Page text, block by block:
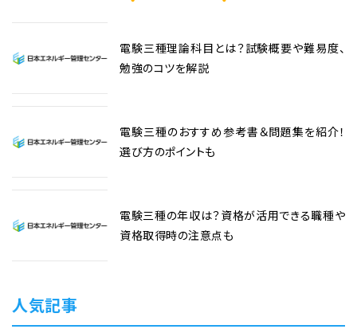
電験三種理論科目とは？試験概要や難易度、
勉強のコツを解説
電験三種のおすすめ参考書＆問題集を紹介！
選び方のポイントも
電験三種の年収は？資格が活用できる職種や
資格取得時の注意点も
人気記事